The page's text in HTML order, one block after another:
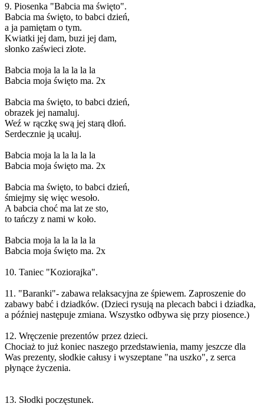
9. Piosenka "Babcia ma święto".
Babcia ma święto, to babci dzień,
a ja pamiętam o tym.
Kwiatki jej dam, buzi jej dam,
słonko zaświeci złote.
Babcia moja la la la la la
Babcia moja święto ma. 2x
Babcia ma święto, to babci dzień,
obrazek jej namaluj.
Weź w rączkę swą jej starą dłoń.
Serdecznie ją ucałuj.
Babcia moja la la la la la
Babcia moja święto ma. 2x
Babcia ma święto, to babci dzień,
śmiejmy się więc wesoło.
A babcia choć ma lat ze sto,
to tańczy z nami w koło.
Babcia moja la la la la la
Babcia moja święto ma. 2x
10. Taniec "Koziorajka".
11. "Baranki"- zabawa relaksacyjna ze śpiewem. Zaproszenie do
zabawy babć i dziadków. (Dzieci rysują na plecach babci i dziadka,
a później następuje zmiana. Wszystko odbywa się przy piosence.)
12. Wręczenie prezentów przez dzieci.
Chociaż to już koniec naszego przedstawienia, mamy jeszcze dla
Was prezenty, słodkie całusy i wyszeptane "na uszko", z serca
płynące życzenia.
13. Słodki poczęstunek.